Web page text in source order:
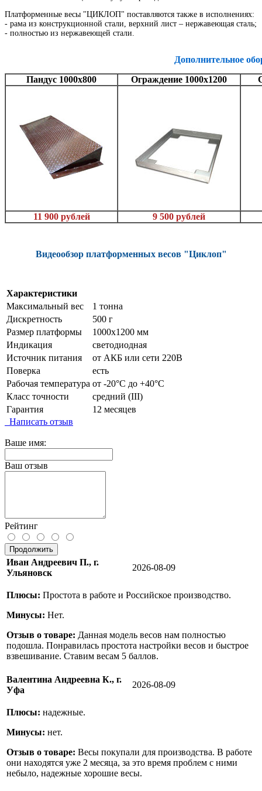
Платформенные весы "ЦИКЛОП" поставляются также в исполнениях:
- рама из конструкционной стали, верхний лист – нержавеющая сталь;
- полностью из нержавеющей стали.
Дополнительное
Пандус 1000х800
Ограждение 1000х1200
11 900 рублей 9 500 рублей
Видеообзор платформенных весов "Циклоп"
Характеристики
Максимальный вес
1 тонна
Дискретность
500 г
Размер платформы
1000х1200 мм
Индикация
светодиодная
Источник питания
от АКБ или сети 220В
Поверка
есть
Рабочая температура от -20°C до +40°C
Класс точности
средний (III)
Гарантия
12 месяцев
Написать отзыв
Ваше имя:
Ваш отзыв
Рейтинг
Продолжить
Иван Андреевич П., г.
Ульяновск
2026-08-09
Плюсы: Простота в работе и Российское производство.
Минусы: Нет.
Отзыв о товаре: Данная модель весов нам полностью
подошла. Понравилась простота настройки весов и быстрое
взвешивание. Ставим весам 5 баллов.
Валентина Андреевна К., г.
Уфа
2026-08-09
Плюсы: надежные.
Минусы: нет.
Отзыв о товаре: Весы покупали для производства. В работе
они находятся уже 2 месяца, за это время проблем с ними
небыло, надежные хорошие весы.